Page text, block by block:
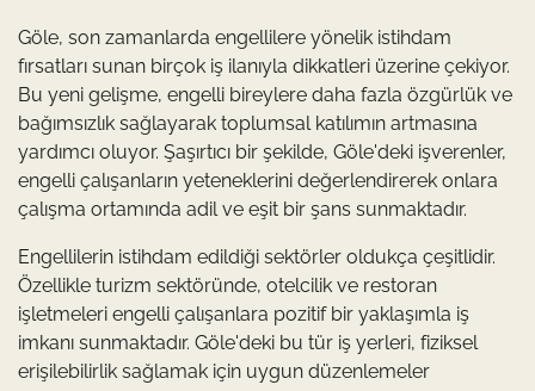
Göle, son zamanlarda engellilere yönelik istihdam
fırsatları sunan birçok iş ilanıyla dikkatleri üzerine çekiyor.
Bu yeni gelişme, engelli bireylere daha fazla özgürlük ve
bağımsızlık sağlayarak toplumsal katılımın artmasına
yardımcı oluyor. Şaşırtıcı bir şekilde, Göle'deki işverenler,
engelli çalışanların yeteneklerini değerlendirerek onlara
çalışma ortamında adil ve eşit bir şans sunmaktadır.
Engellilerin istihdam edildiği sektörler oldukça çeşitlidir.
Özellikle turizm sektöründe, otelcilik ve restoran
işletmeleri engelli çalışanlara pozitif bir yaklaşımla iş
imkanı sunmaktadır. Göle'deki bu tür iş yerleri, fiziksel
erişilebilirlik sağlamak için uygun düzenlemeler